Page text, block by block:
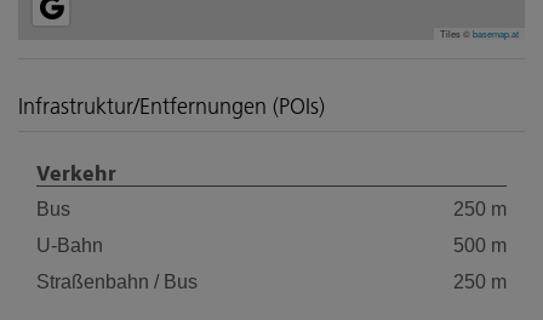
Tiles ©basemap.at
Infrastruktur/Entfernungen (POIs)
Verkehr
Bus
250 m
U-Bahn
500 m
Straßenbahn / Bus
250 m